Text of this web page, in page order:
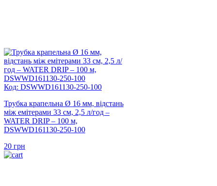
Код: DSWWD161130-250-100
Трубка крапельна Ø 16 мм, відстань
між емітерами 33 см, 2,5 л/год –
WATER DRIP – 100 м,
DSWWD161130-250-100
20 грн